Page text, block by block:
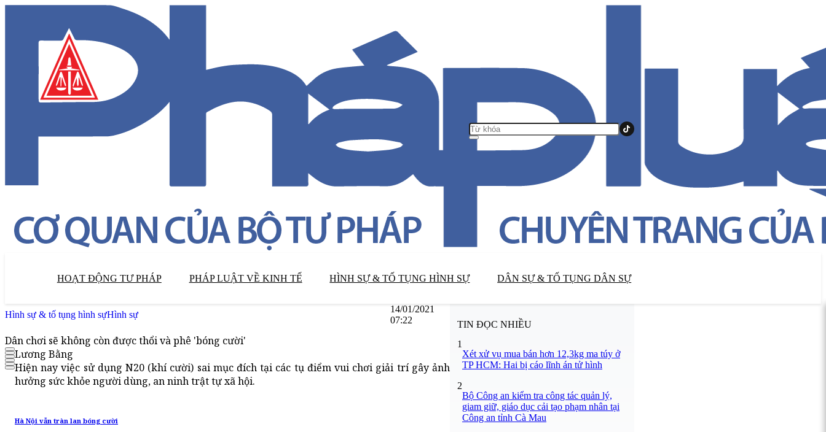
HOẠT ĐỘNG TƯ PHÁP PHÁP LUẬT VỀ KINH TẾ HÌNH SỰ & TỐ TỤNG HÌNH SỰ DÂN SỰ & TỐ TỤNG DÂN SỰ
Hình sự & tố tụng hình sựHình sự
14/01/2021
07:22
Dân chơi sẽ không còn được thổi và phê 'bóng cười'
Lương Bằng
Hiện nay việc sử dụng N20 (khí cười) sai mục đích tại các tụ điểm vui chơi giải trí gây ảnh
hưởng sức khỏe người dùng, an ninh trật tự xã hội.
Hà Nội vẫn tràn lan bóng cười
TIN ĐỌC NHIỀU
1
Xét xử vụ mua bán hơn 12,3kg ma túy ở
TP HCM: Hai bị cáo lĩnh án tử hình
2
Bộ Công an kiểm tra công tác quản lý,
giam giữ, giáo dục cải tạo phạm nhân tại
Công an tỉnh Cà Mau